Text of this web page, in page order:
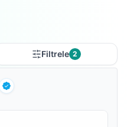
Filtrele 2
Doğrulanmış